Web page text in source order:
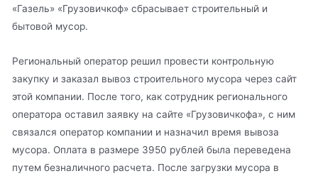
«Газель» «Грузовичкоф» сбрасывает строительный и
бытовой мусор.
Региональный оператор решил провести контрольную
закупку и заказал вывоз строительного мусора через сайт
этой компании. После того, как сотрудник регионального
оператора оставил заявку на сайте «Грузовичкофа», с ним
связался оператор компании и назначил время вывоза
мусора. Оплата в размере 3950 рублей была переведена
путем безналичного расчета. После загрузки мусора в